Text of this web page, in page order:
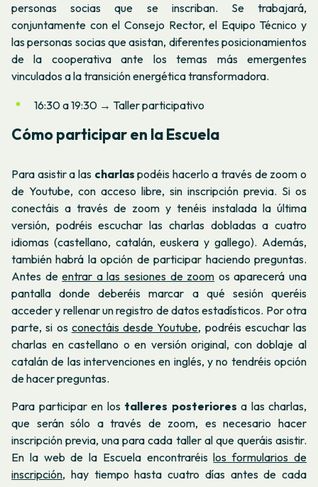
personas socias que se inscriban. Se trabajará,
conjuntamente con el Consejo Rector, el Equipo Técnico y
las personas socias que asistan, diferentes posicionamientos
de la cooperativa ante los temas más emergentes
vinculados a la transición energética transformadora.
16:30 a 19:30 → Taller participativo
Cómo participar en la Escuela
Para asistir a las charlas podéis hacerlo a través de zoom o
de Youtube, con acceso libre, sin inscripción previa. Si os
conectáis a través de zoom y tenéis instalada la última
versión, podréis escuchar las charlas dobladas a cuatro
idiomas (castellano, catalán, euskera y gallego). Además,
también habrá la opción de participar haciendo preguntas.
Antes deentrar a las sesiones de zoom os aparecerá una
pantalla donde deberéis marcar a qué sesión queréis
acceder y rellenar un registro de datos estadísticos. Por otra
parte, si os conectáis desde Youtube, podréis escuchar las
charlas en castellano o en versión original, con doblaje al
catalán de las intervenciones en inglés, y no tendréis opción
de hacer preguntas.
Para participar en lostalleres posteriores a las charlas,
que serán sólo a través de zoom, es necesario hacer
inscripción previa, una para cada taller al que queráis asistir.
En la web de la Escuela encontraréislos formularios de
inscripción, hay tiempo hasta cuatro días antes de cada